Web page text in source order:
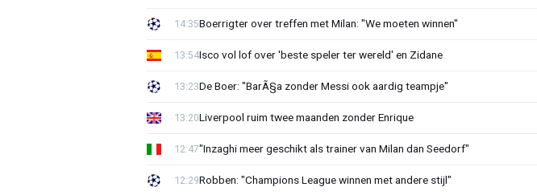
Boerrigter over treffen met Milan: "We moeten winnen"
14:35
Isco vol lof over 'beste speler ter wereld' en Zidane
13:54
De Boer: "BarÃ§a zonder Messi ook aardig teampje"
13:23
Liverpool ruim twee maanden zonder Enrique
13:20
"Inzaghi meer geschikt als trainer van Milan dan Seedorf"
12:47
Robben: "Champions League winnen met andere stijl"
12:29